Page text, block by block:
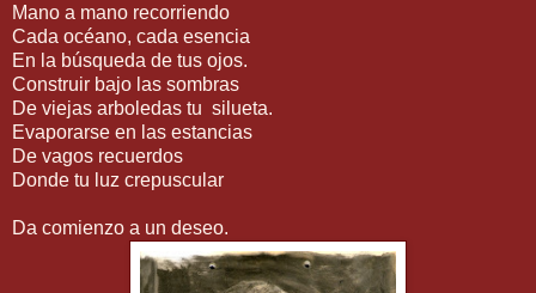
Mano a mano recorriendo
Cada océano, cada esencia
En la búsqueda de tus ojos.
Construir bajo las sombras
De viejas arboledas tu silueta.
Evaporarse en las estancias
De vagos recuerdos
Donde tu luz crepuscular
Da comienzo a un deseo.